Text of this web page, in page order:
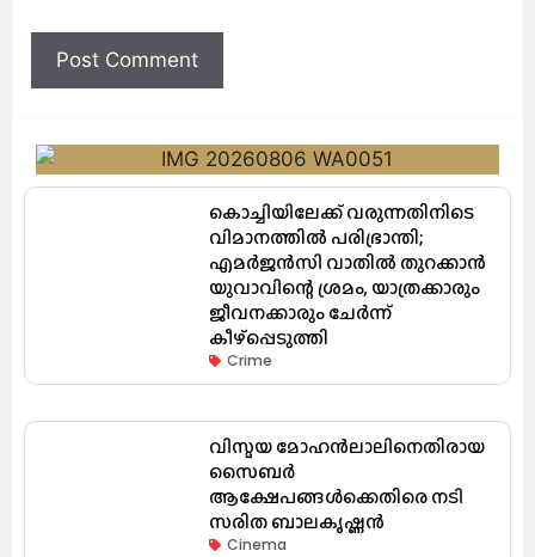
കൊച്ചിയിലേക്ക് വരുന്നതിനിടെ
വിമാനത്തിൽ പരിഭ്രാന്തി;
എമർജൻസി വാതിൽ തുറക്കാൻ
യുവാവിന്റെ ശ്രമം, യാത്രക്കാരും
ജീവനക്കാരും ചേർന്ന്
കീഴ്പ്പെടുത്തി
Crime
വിസ്മയ മോഹൻലാലിനെതിരായ
സൈബർ
ആക്ഷേപങ്ങൾക്കെതിരെ നടി
സരിത ബാലകൃഷ്ണൻ
Cinema